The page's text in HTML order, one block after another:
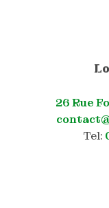
26 Rue
Tel: